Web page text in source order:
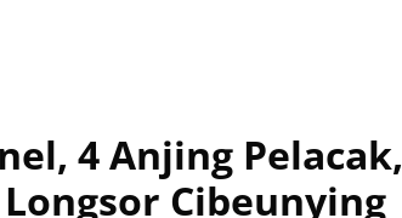
4 Anjing Pelacak,
Cibeunying